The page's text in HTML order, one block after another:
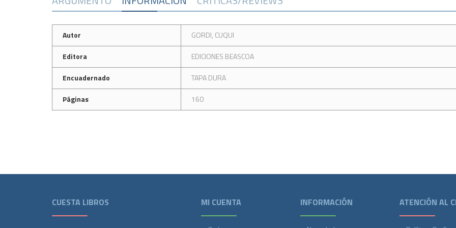
Autor
GORDI, CUQUI
Editora
EDICIONES BEASCOA
Encuadernado
TAPA DURA
Páginas
160
CUESTA LIBROS MI CUENTA INFORMACIÓN ATENCIÓN AL